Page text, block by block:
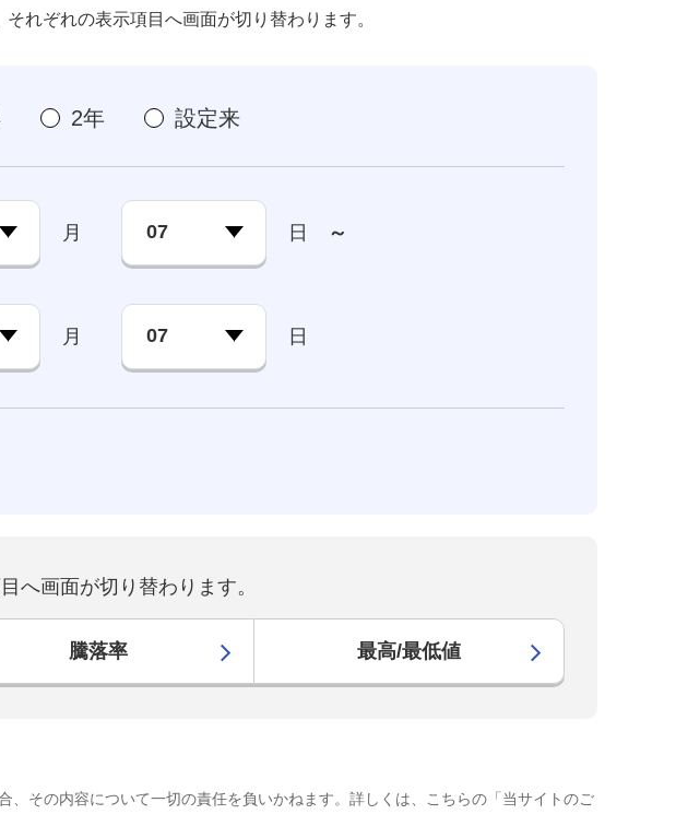
れぞれの表示項目へ画面が切り替わります。
2年 設定来
月 日 ～
月 日
へ画面が切り替わります。
騰落率 最高/最低値
その内容について一切の責任を負いかねます。詳しくは、こちらの「当サイトのご